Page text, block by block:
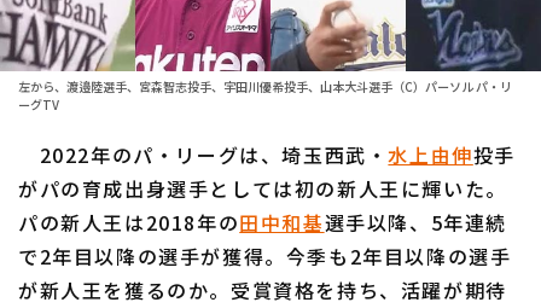
1軍公式戦
ファーム東地区
ファーム西地区
交流戦
選手名鑑
選手名鑑トップ
東北楽天ゴールデンイーグルス
埼玉西武ライオンズ
千葉ロッテマリーンズ
ニュース
設定
左から、渡邉陸選手、宮森智志投手、宇田川優希投手、山本大斗選手（C）パーソル パ・リ
ーグTV
2022年のパ・リーグは、埼玉西武・水上由伸投手
がパの育成出身選手としては初の新人王に輝いた。
パの新人王は2018年の田中和基選手以降、5年連続
で2年目以降の選手が獲得。今季も2年目以降の選手
が新人王を獲るのか。受賞資格を持ち、活躍が期待